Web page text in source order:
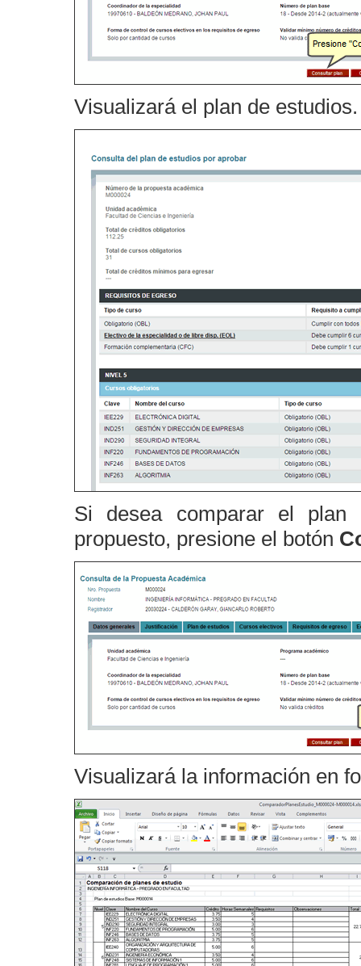
Visualizará el plan de estudios.
Si desea comparar el
propuesto, presione el botón
Visualizará la información en